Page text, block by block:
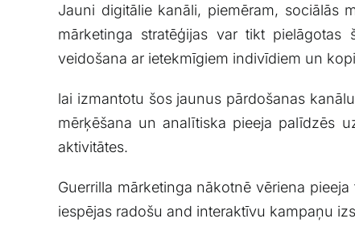
Jauni digitālie ⁤kanāli, piemēram, sociālās
mārketinga⁣ stratēģijas var ‌tikt
veidošana ar ietekmīgiem ⁢indivīdiem​ un
lai izmantotu ‌šos jaunus ‍pārdošanas​
mērķēšana un⁣ analītiska pieeja palīdzēs​
aktivitātes.
Guerrilla mārketinga nākotnē vēriena
iespējas radošu and interaktīvu ‌kampaņu